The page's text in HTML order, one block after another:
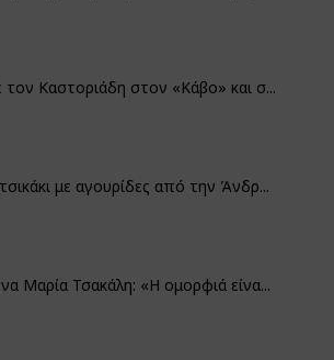
τον Καστοριάδη στον «Κάβο» και σ...
με αγουρίδες από την Άνδρ...
Μαρία Τσακάλη: «Η ομορφιά είνα...